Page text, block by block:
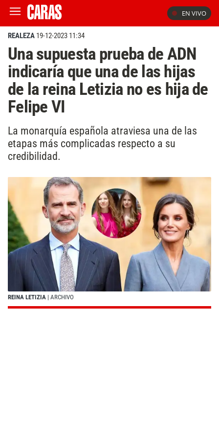
EN VIVO
REALEZA 19-12-2023 11:34
Una supuesta prueba de ADN
indicaría que una de las hijas
de la reina Letizia no es hija de
Felipe VI
La monarquía española atraviesa una de las
etapas más complicadas respecto a su
credibilidad.
REINA LETIZIA | ARCHIVO